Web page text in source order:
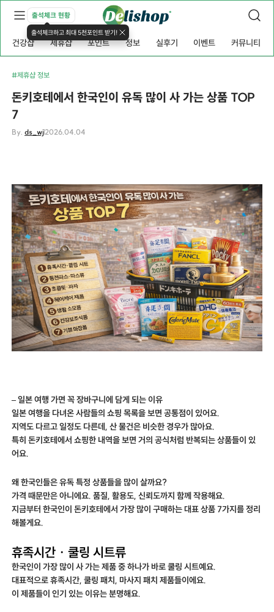
출석체크 현황
출석체크하고 최대 5천포인트 받기!
건강샵 제휴샵 포인트 정보 실후기 이벤트 커뮤니티
#제휴샵 정보
돈키호테에서 한국인이 유독 많이 사 가는 상품 TOP
7
By.ds_wj2026.04.04
– 일본 여행 가면 꼭 장바구니에 담게 되는 이유
일본 여행을 다녀온 사람들의 쇼핑 목록을 보면 공통점이 있어요.
지역도 다르고 일정도 다른데, 산 물건은 비슷한 경우가 많아요.
특히 돈키호테에서 쇼핑한 내역을 보면 거의 공식처럼 반복되는 상품들이 있
어요.
왜 한국인들은 유독 특정 상품들을 많이 살까요?
가격 때문만은 아니에요. 품질, 활용도, 신뢰도까지 함께 작용해요.
지금부터 한국인이 돈키호테에서 가장 많이 구매하는 대표 상품 7가지를 정리
해볼게요.
휴족시간 · 쿨링 시트류
한국인이 가장 많이 사 가는 제품 중 하나가 바로 쿨링 시트예요.
대표적으로 휴족시간, 쿨링 패치, 마사지 패치 제품들이에요.
이 제품들이 인기 있는 이유는 분명해요.